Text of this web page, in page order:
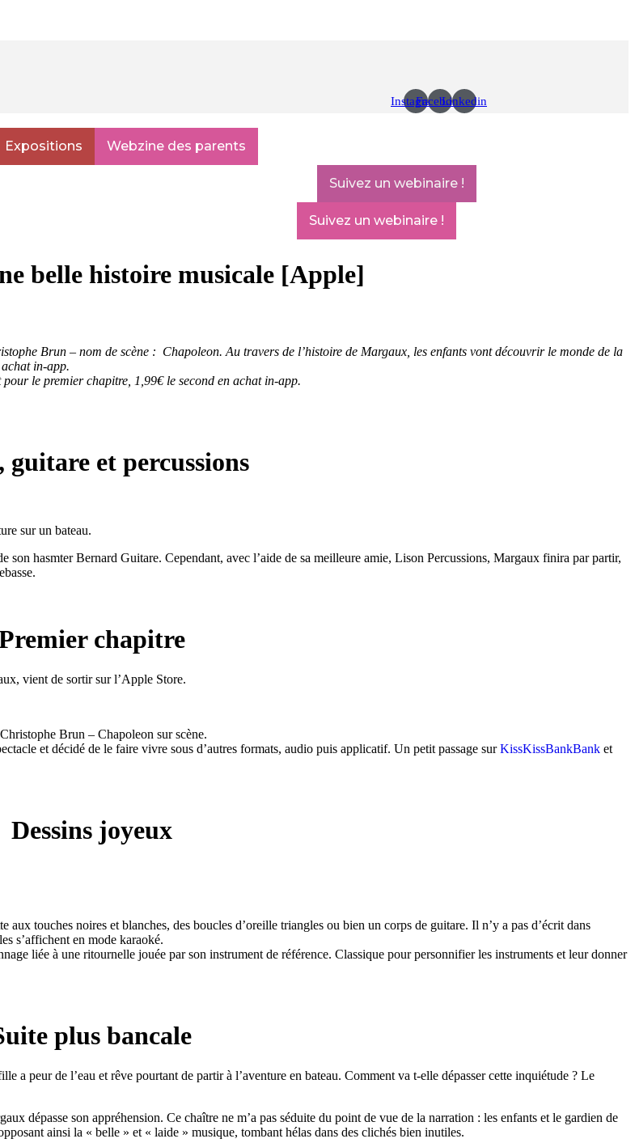
InstagramFacebookLinkedin
Expositions Webzine des parents
Suivez un webinaire !
Suivez un webinaire !
belle histoire musicale [Apple]
Brun – nom de scène : Chapoleon. Au travers de l’histoire de Margaux, les enfants vont découvrir le monde de la
in-app.
le premier chapitre, 1,99€ le second en achat in-app.
guitare et percussions
sur un bateau.
son hasmter Bernard Guitare. Cependant, avec l’aide de sa meilleure amie, Lison Percussions, Margaux finira par partir,
chapitre
vient de sortir sur l’Apple Store.
Brun – Chapoleon sur scène.
et décidé de le faire vivre sous d’autres formats, audio puis applicatif. Un petit passage surKissKissBankBank et
Dessins joyeux
touches noires et blanches, des boucles d’oreille triangles ou bien un corps de guitare. Il n’y a pas d’écrit dans
s’affichent en mode karaoké.
liée à une ritournelle jouée par son instrument de référence. Classique pour personnifier les instruments et leur donner
plus bancale
a peur de l’eau et rêve pourtant de partir à l’aventure en bateau. Comment va t-elle dépasser cette inquiétude ? Le
dépasse son appréhension. Ce chaître ne m’a pas séduite du point de vue de la narration : les enfants et le gardien de
ainsi la « belle » et « laide » musique, tombant hélas dans des clichés bien inutiles.